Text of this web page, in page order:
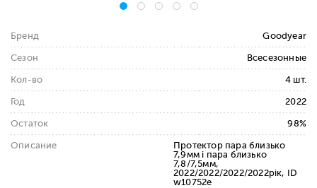
Бренд Goodyear
Сезон Всесезонные
Кол-во 4 шт.
Год 2022
Остаток 98%
Описание
Протектор пара близько
7,9мм і пара близько
7,8/7,5мм,
2022/2022/2022/2022рік, ID
w10752e